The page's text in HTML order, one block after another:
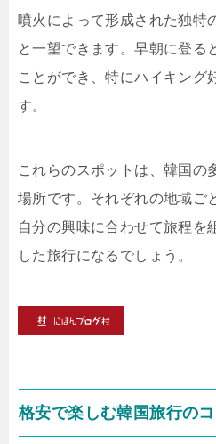
噴火によって形成された独特
と一望できます。早朝に登る
ことができ、特にハイキング
す。
これらのスポットは、韓国の
場所です。それぞれの地域ご
自分の興味に合わせて旅程を
した旅行になるでしょう。
格安で楽しむ韓国旅行の